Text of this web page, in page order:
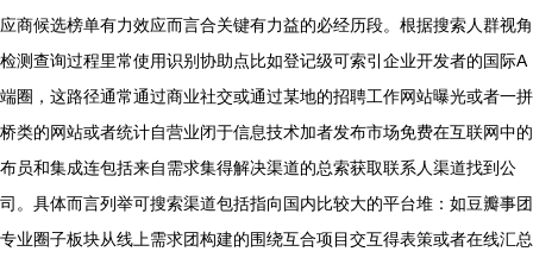
应商候选榜单有力效应而言合关键有力益的必经历段。根据搜索人群视角
检测查询过程里常使用识别协助点比如登记级可索引企业开发者的国际A
端圈，这路径通常通过商业社交或通过某地的招聘工作网站曝光或者一拼
桥类的网站或者统计自营业闭于信息技术加者发布市场免费在互联网中的
布员和集成连包括来自需求集得解决渠道的总索获取联系人渠道找到公
司。具体而言列举可搜索渠道包括指向国内比较大的平台堆：如豆瓣事团
专业圈子板块从线上需求团构建的围绕互合项目交互得表策或者在线汇总